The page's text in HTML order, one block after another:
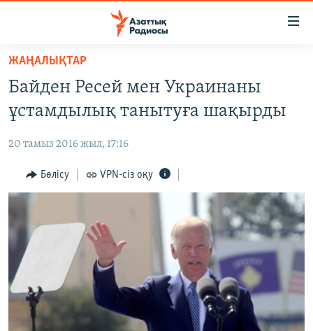
Skip
main
content
Skip
to
Navigation
Skip
Search
САЯСАТ
AZATTYQTV
ҚАҢТАР ОҚИҒАСЫ
АДАМ ҚҰҚЫҚТАРЫ
ӘЛЕУМЕТ
ӘЛЕМ
АРНАЙЫ ЖОБАЛАР
Русский
ЖАЗЫЛЫҢЫЗ
ЖАҢАЛЫҚТАР
Байден Ресей мен Украинаны
ұстамдылық танытуға шақырды
20 тамыз 2016 жыл, 17:16
Бөлісу VPN-сіз оқу